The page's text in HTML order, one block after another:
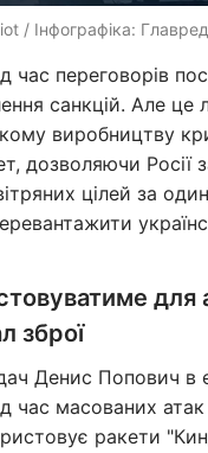
/ Інфографіка: Главред
переговорів
санкцій. Але це
виробництву
дозволяючи Росії
цілей за
для
зброї
Денис Попович в
час масованих атак
ракети